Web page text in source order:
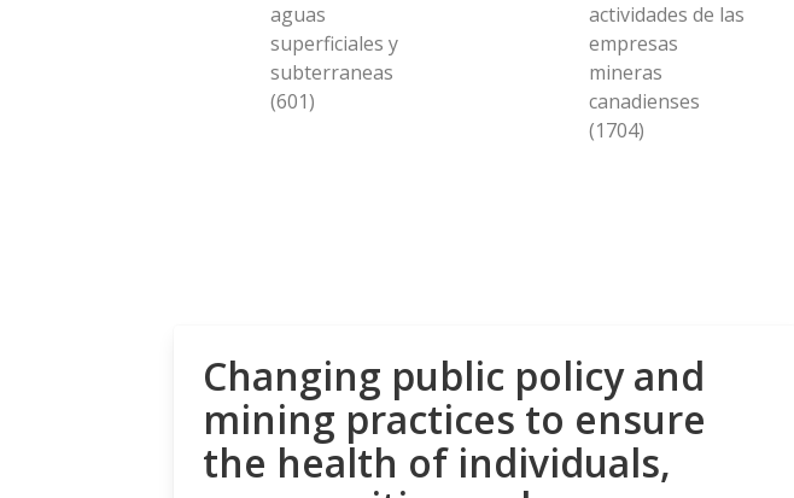
aguas
superficiales y
subterraneas
(601)
actividades de las
empresas
mineras
canadienses
(1704)
Changing public policy and
mining practices to ensure
the health of individuals,